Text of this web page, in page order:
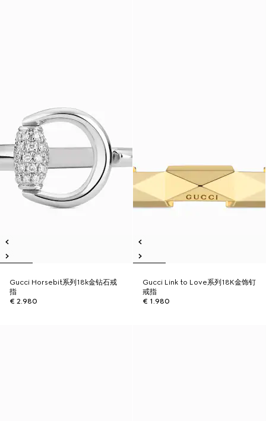
Gucci Horsebit系列18k金钻石戒
指
€ 2.980
Gucci Link to Love系列18K金饰钉
戒指
€ 1.980